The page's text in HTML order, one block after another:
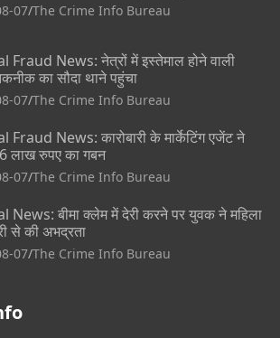
07 The Crime Info Bureau
Fraud News: नेत्रों में इस्तेमाल होने वाली
का सौदा थाने पहुंचा
07 The Crime Info Bureau
Fraud News: कारोबारी के मार्केटिंग एजेंट ने
लाख रुपए का गबन
07 The Crime Info Bureau
News: बीमा क्लेम में देरी करने पर युवक ने महिला
से की अभद्रता
07 The Crime Info Bureau